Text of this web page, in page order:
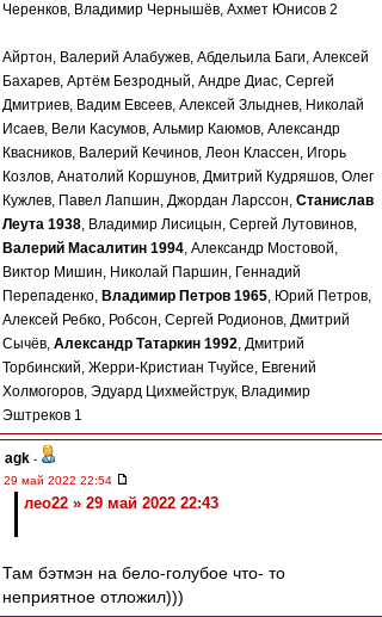
Черенков, Владимир Чернышёв, Ахмет Юнисов 2
Айртон, Валерий Алабужев, Абдельила Баги, Алексей
Бахарев, Артём Безродный, Андре Диас, Сергей
Дмитриев, Вадим Евсеев, Алексей Злыднев, Николай
Исаев, Вели Касумов, Альмир Каюмов, Александр
Квасников, Валерий Кечинов, Леон Классен, Игорь
Козлов, Анатолий Коршунов, Дмитрий Кудряшов, Олег
Кужлев, Павел Лапшин, Джордан Ларссон, Станислав
Леута 1938, Владимир Лисицын, Сергей Лутовинов,
Валерий Масалитин 1994, Александр Мостовой,
Виктор Мишин, Николай Паршин, Геннадий
Перепаденко, Владимир Петров 1965, Юрий Петров,
Алексей Ребко, Робсон, Сергей Родионов, Дмитрий
Сычёв, Александр Татаркин 1992, Дмитрий
Торбинский, Жерри-Кристиан Тчуйсе, Евгений
Холмогоров, Эдуард Цихмейструк, Владимир
Эштреков 1
agk -
29 май 2022 22:54
лео22 » 29 май 2022 22:43
Там бэтмэн на бело-голубое что- то
неприятное отложил)))